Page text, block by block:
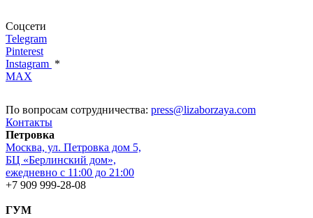
Соцсети
Telegram
Pinterest
Instagram *
MAX
По вопросам сотрудничества: press@lizaborzaya.com
Контакты
Петровка
Москва, ул. Петровка дом 5,
БЦ «Берлинский дом»,
ежедневно с 11:00 до 21:00
+7 909 999-28-08
ГУМ